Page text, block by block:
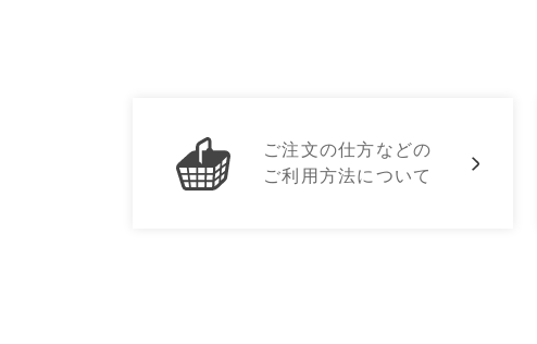
ご注文の仕方などの
ご利用方法について